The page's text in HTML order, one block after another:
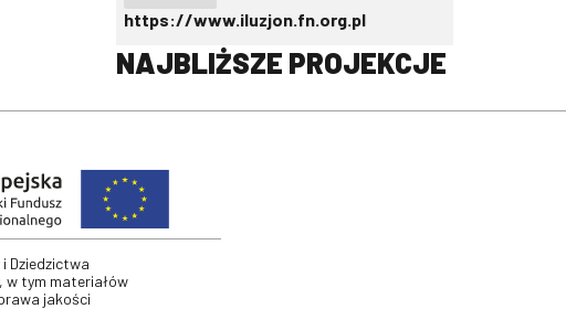
https://www.iluzjon.fn.org.pl
NAJBLIŻSZE PROJEKCJE
Dziedzictwa
w tym materiałów
jakości